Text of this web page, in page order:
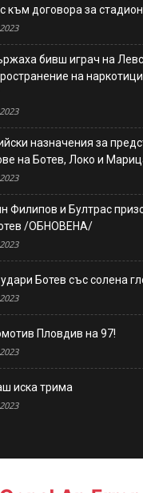
към договора за стадион
бивш играч на
на
назначения за
на Ботев, Локо и
Филипов и Бултрас
/ОБНОВЕНА/
Ботев със солена
Пловдив на 97!
иска трима